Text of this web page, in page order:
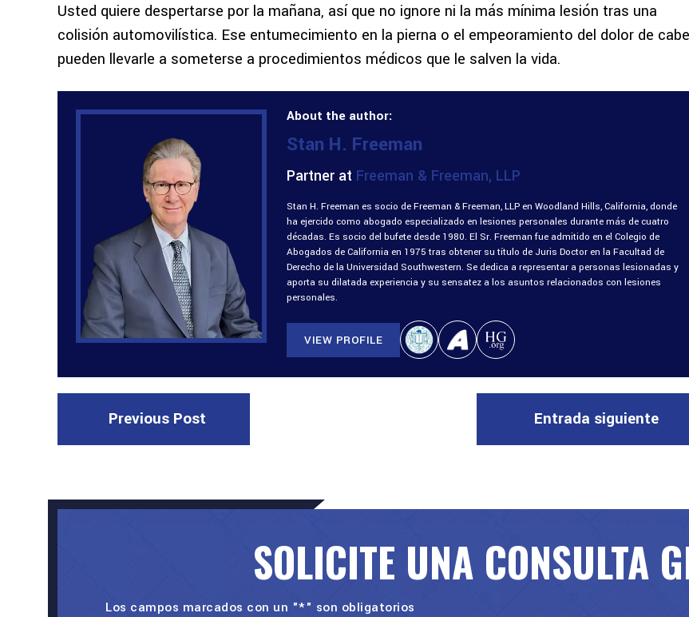
Usted quiere despertarse por la mañana, así que no ignore ni la más mínima lesión tras una
colisión automovilística. Ese entumecimiento en la pierna o el empeoramiento del dolor de
pueden llevarle a someterse a procedimientos médicos que le salven la vida.
About the author:
Stan H. Freeman
Partner at Freeman & Freeman, LLP
Stan H. Freeman es socio de Freeman & Freeman, LLP en Woodland Hills, California, donde
ha ejercido como abogado especializado en lesiones personales durante más de cuatro
décadas. Es socio del bufete desde 1980. El Sr. Freeman fue admitido en el Colegio de
Abogados de California en 1975 tras obtener su título de Juris Doctor en la Facultad de
Derecho de la Universidad Southwestern. Se dedica a representar a personas lesionadas y
aporta su dilatada experiencia y su sensatez a los asuntos relacionados con lesiones
personales.
VIEW PROFILE
Previous Post Entrada siguiente
SOLICITE UNA CONSULTA
Los campos marcados con un "*" son obligatorios